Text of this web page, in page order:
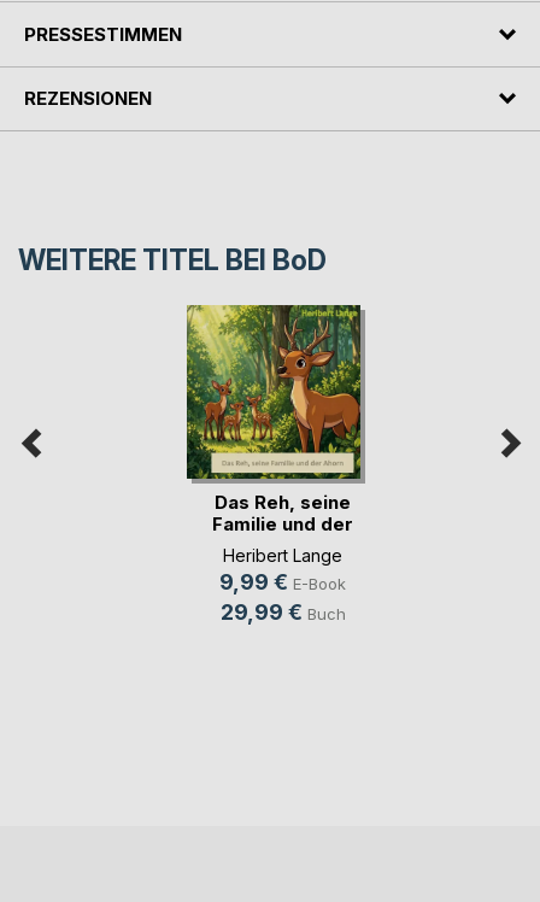
PRESSESTIMMEN
REZENSIONEN
WEITERE TITEL BEI BoD
Das Reh, seine
Familie und der
Ahorn
Heribert Lange
9,99 € E-Book
29,99 € Buch